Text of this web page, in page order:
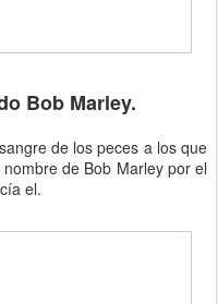
Bob Marley.
de los peces a los que
de Bob Marley por el
el.